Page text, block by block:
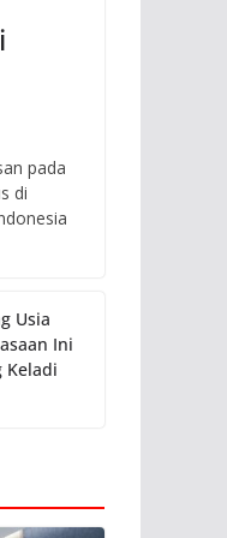
pada
di
Usia
Ini
Keladi